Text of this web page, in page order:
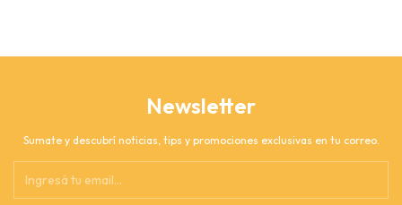
Newsletter
Sumate y descubrí noticias, tips y promociones exclusivas en tu correo.